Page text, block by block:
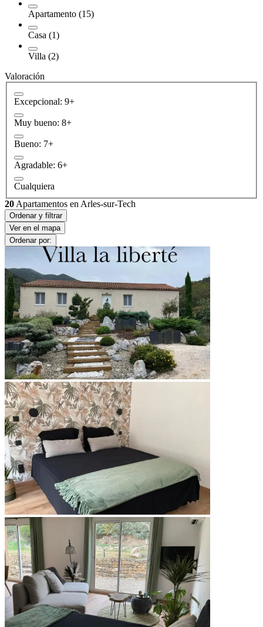
Apartamento (15)
Casa (1)
Villa (2)
Valoración
Excepcional: 9+
Muy bueno: 8+
Bueno: 7+
Agradable: 6+
Cualquiera
20 Apartamentos en Arles-sur-Tech
Ordenar y filtrar
Ver en el mapa
Ordenar por: